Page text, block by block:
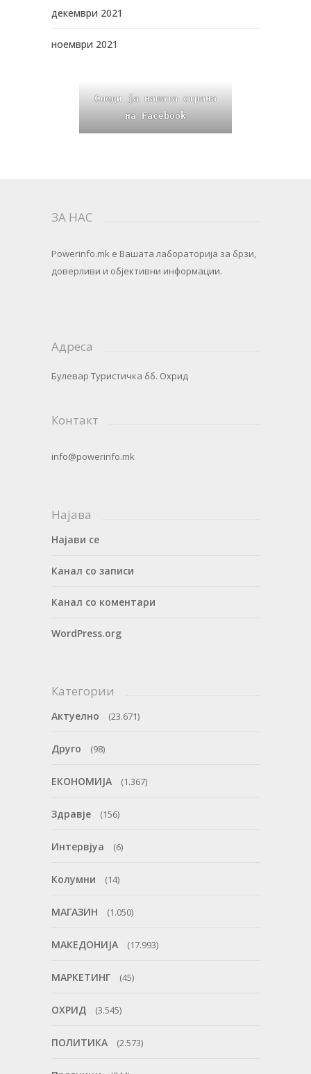
декември 2021
ноември 2021
Следи ја нашата страна
на Facebook
ЗА НАС
Powerinfo.mk e Вашата лабораторија за брзи,
доверливи и објективни информации.
Адреса
Булевар Туристичка бб. Охрид
Контакт
info@powerinfo.mk
Најава
Најави се
Канал со записи
Канал со коментари
WordPress.org
Категории
Актуелно (23.671)
Друго (98)
ЕКОНОМИЈА (1.367)
Здравје (156)
Интервјуа (6)
Колумни (14)
МАГАЗИН (1.050)
МАКЕДОНИЈА (17.993)
МАРКЕТИНГ (45)
ОХРИД (3.545)
ПОЛИТИКА (2.573)